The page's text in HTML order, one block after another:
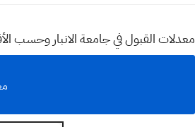
معدلات القبول في جامعة الانبار وحسب